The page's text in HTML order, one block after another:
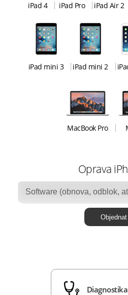
iPad 4 iPad Pro iPad Air 2
iPad mini 3 iPad mini 2
MacBook Pro
Oprava